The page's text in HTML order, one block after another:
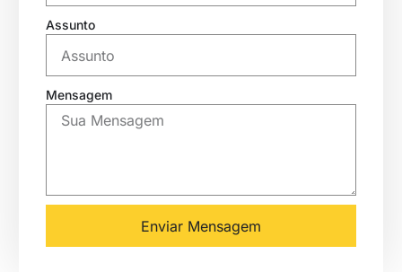
Assunto
Mensagem
Enviar Mensagem